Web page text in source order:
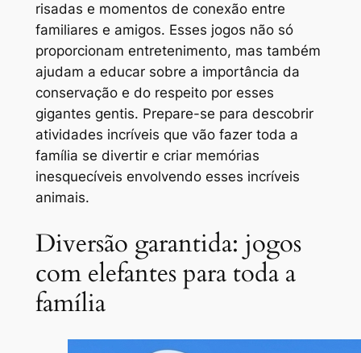
risadas e momentos de conexão entre
familiares e amigos. Esses jogos não só
proporcionam entretenimento, mas também
ajudam a educar sobre a importância da
conservação e do respeito por esses
gigantes gentis. Prepare-se para descobrir
atividades incríveis que vão fazer toda a
família se divertir e criar memórias
inesquecíveis envolvendo esses incríveis
animais.
Diversão garantida: jogos
com elefantes para toda a
família